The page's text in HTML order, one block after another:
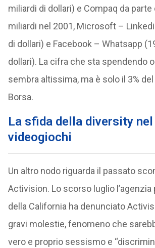
miliardi di dollari) e Compaq da parte
miliardi nel 2001, Microsoft –
di dollari) e Facebook – Whatsapp
dollari). La cifra che sta spendendo
sembra altissima, ma è solo il 3%
Borsa.
La sfida della diversity
videogiochi
Un altro nodo riguarda il passato
Activision. Lo scorso luglio
della California ha denunciato
gravi molestie, fenomeno che
vero e proprio sessismo e